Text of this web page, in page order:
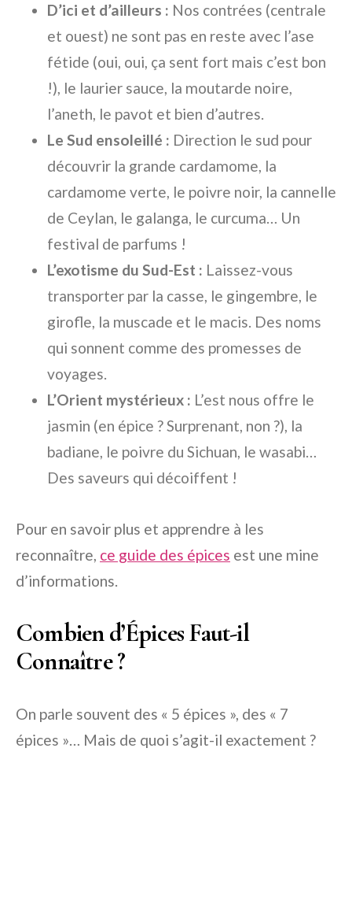
D’ici et d’ailleurs : Nos contrées (centrale
et ouest) ne sont pas en reste avec l’ase
fétide (oui, oui, ça sent fort mais c’est bon
!), le laurier sauce, la moutarde noire,
l’aneth, le pavot et bien d’autres.
Le Sud ensoleillé : Direction le sud pour
découvrir la grande cardamome, la
cardamome verte, le poivre noir, la cannelle
de Ceylan, le galanga, le curcuma… Un
festival de parfums !
L’exotisme du Sud-Est : Laissez-vous
transporter par la casse, le gingembre, le
girofle, la muscade et le macis. Des noms
qui sonnent comme des promesses de
voyages.
L’Orient mystérieux : L’est nous offre le
jasmin (en épice ? Surprenant, non ?), la
badiane, le poivre du Sichuan, le wasabi…
Des saveurs qui décoiffent !
Pour en savoir plus et apprendre à les
reconnaître, ce guide des épices est une mine
d’informations.
Combien d’Épices Faut-il
Connaître ?
On parle souvent des « 5 épices », des « 7
épices »… Mais de quoi s’agit-il exactement ?